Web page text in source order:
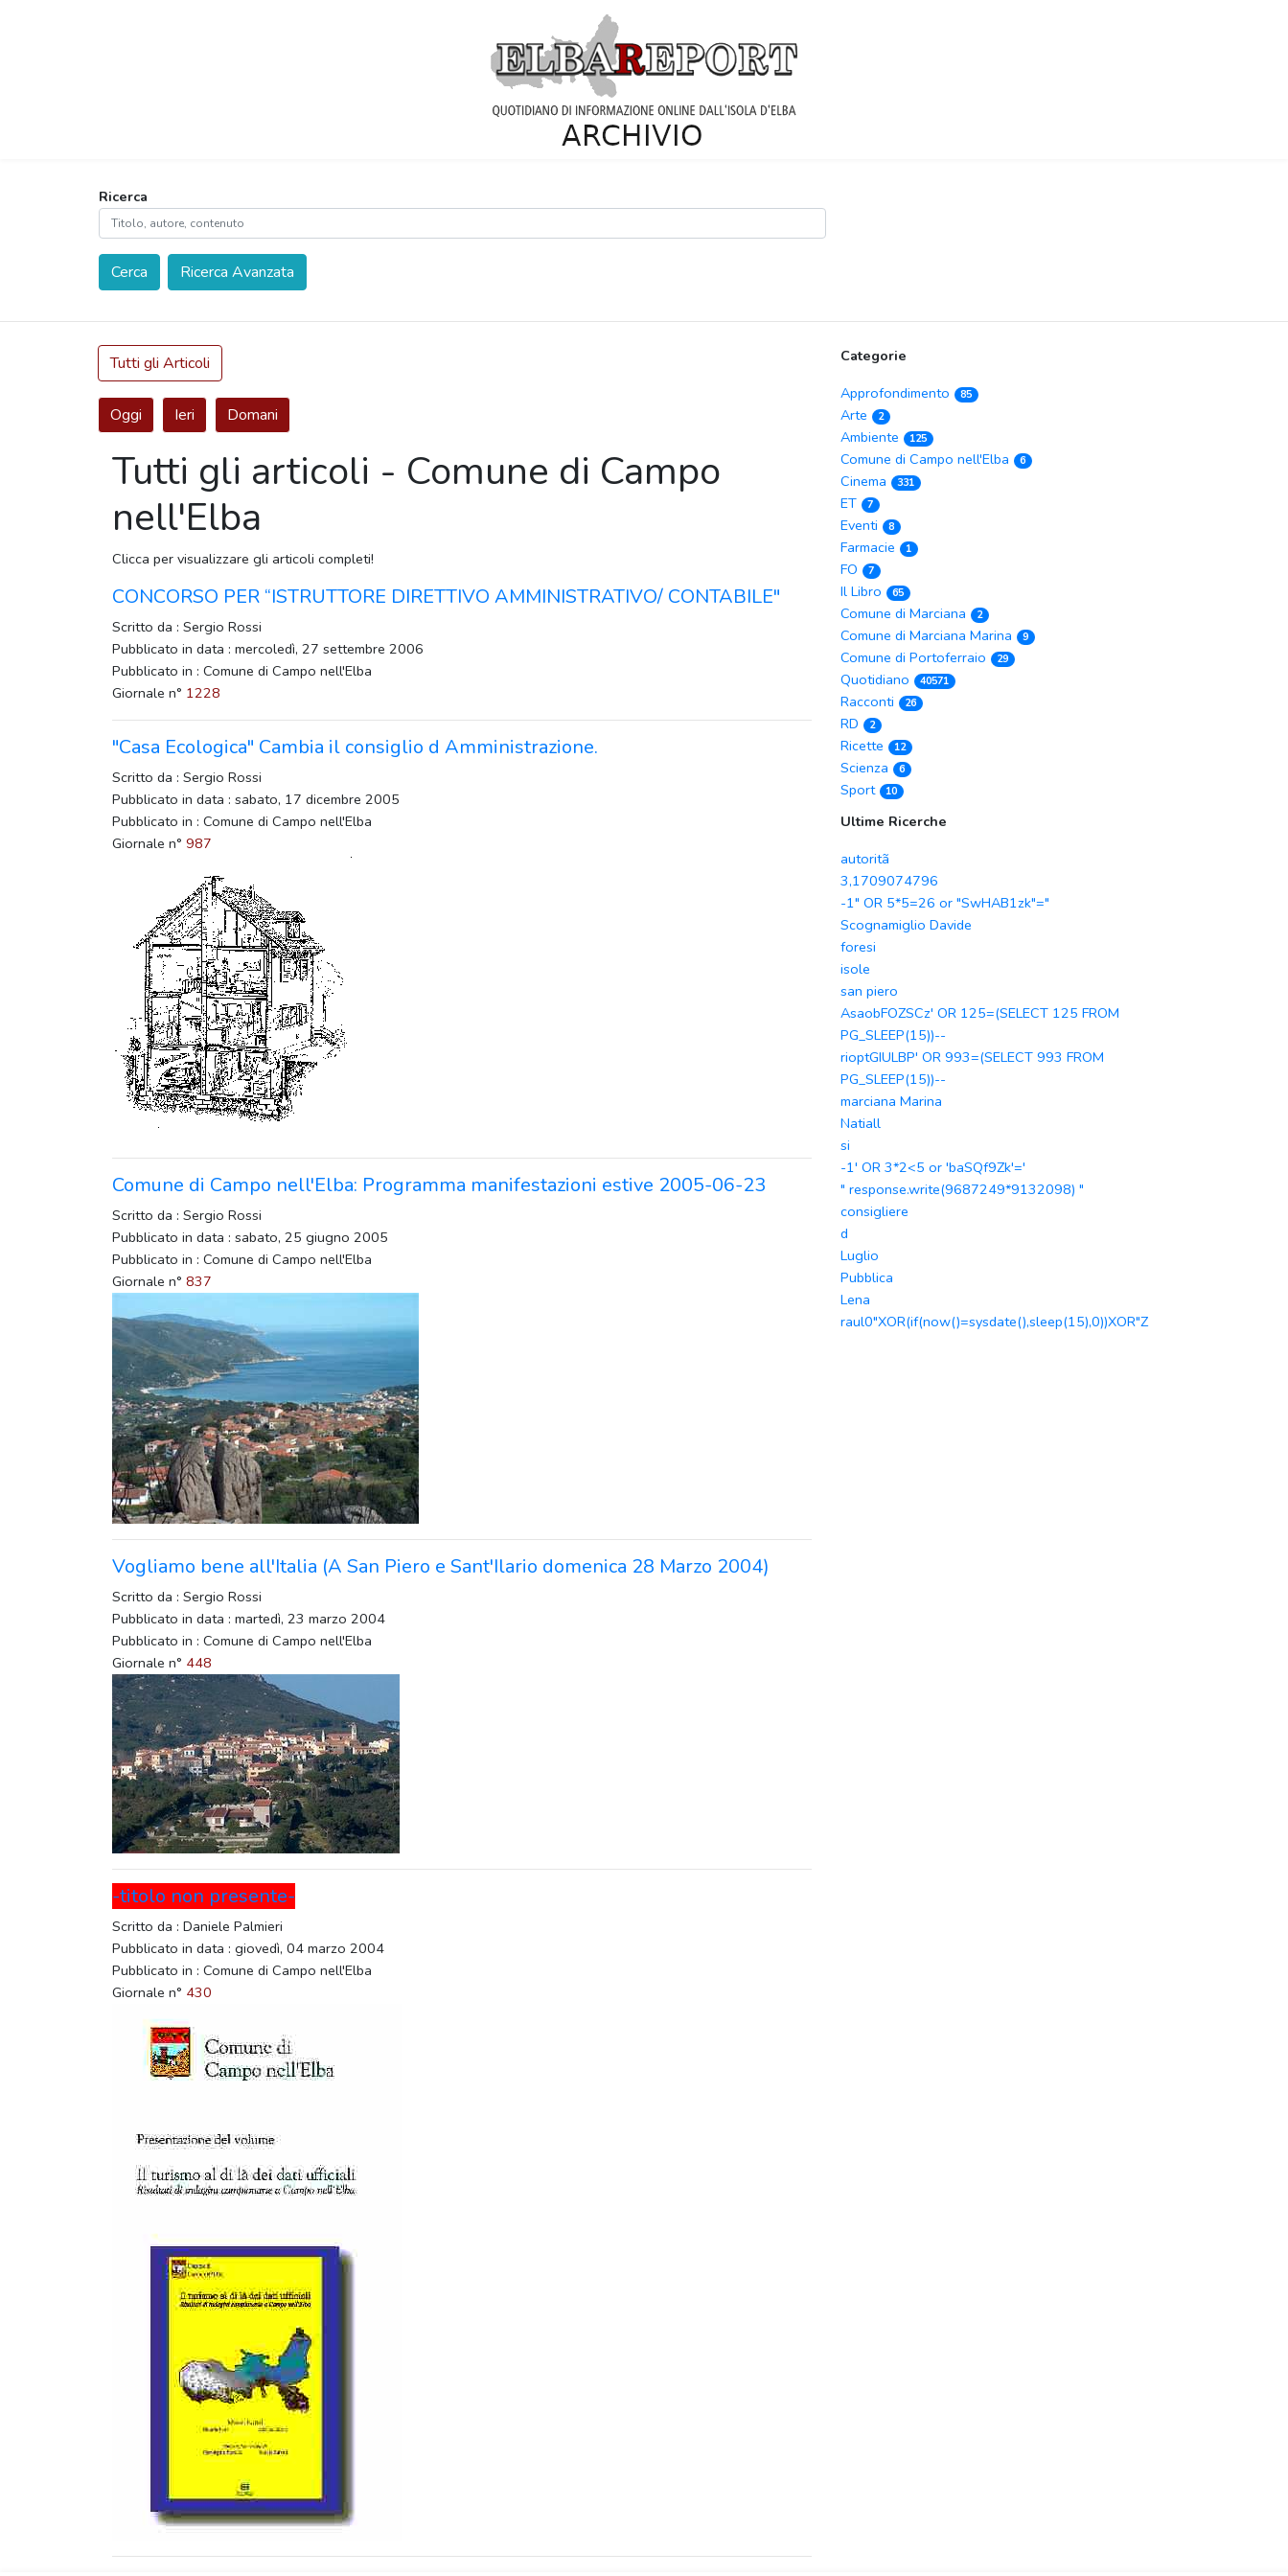
Ricerca
Cerca Ricerca Avanzata
Tutti gli Articoli
Oggi Ieri Domani
Tutti gli articoli - Comune di Campo
nell'Elba
Clicca per visualizzare gli articoli completi!
CONCORSO PER “ISTRUTTORE DIRETTIVO AMMINISTRATIVO/ CONTABILE"
Scritto da : Sergio Rossi
Pubblicato in data : mercoledì, 27 settembre 2006
Pubblicato in : Comune di Campo nell'Elba
Giornale n° 1228
"Casa Ecologica" Cambia il consiglio d Amministrazione.
Scritto da : Sergio Rossi
Pubblicato in data : sabato, 17 dicembre 2005
Pubblicato in : Comune di Campo nell'Elba
Giornale n° 987
Comune di Campo nell'Elba: Programma manifestazioni estive 2005-06-23
Scritto da : Sergio Rossi
Pubblicato in data : sabato, 25 giugno 2005
Pubblicato in : Comune di Campo nell'Elba
Giornale n° 837
Vogliamo bene all'Italia (A San Piero e Sant'Ilario domenica 28 Marzo 2004)
Scritto da : Sergio Rossi
Pubblicato in data : martedì, 23 marzo 2004
Pubblicato in : Comune di Campo nell'Elba
Giornale n° 448
-titolo non presente-
Scritto da : Daniele Palmieri
Pubblicato in data : giovedì, 04 marzo 2004
Pubblicato in : Comune di Campo nell'Elba
Giornale n° 430
Categorie
Approfondimento
85
Arte 2
Ambiente 125
Comune di Campo nell'Elba 6
Cinema 331
ET 7
Eventi 8
Farmacie 1
FO 7
Il Libro 65
Comune di Marciana 2
Comune di Marciana Marina 9
Comune di Portoferraio 29
Quotidiano 40571
Racconti 26
RD 2
Ricette 12
Scienza 6
Sport 10
Ultime Ricerche
autoritã
3,1709074796
-1" OR 5*5=26 or "SwHAB1zk"="
Scognamiglio Davide
foresi
isole
san piero
AsaobFOZSCz' OR 125=(SELECT 125 FROM
PG_SLEEP(15))--
rioptGIULBP' OR 993=(SELECT 993 FROM
PG_SLEEP(15))--
marciana Marina
Natiall
si
-1' OR 3*2<5 or 'baSQf9Zk'='
" response.write(9687249*9132098) "
consigliere
d
Luglio
Pubblica
Lena
raul0"XOR(if(now()=sysdate(),sleep(15),0))XOR"Z